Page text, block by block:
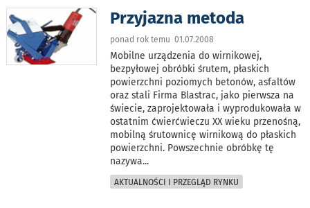
Przyjazna metoda
ponad rok temu 01.07.2008
Mobilne urządzenia do wirnikowej,
bezpyłowej obróbki śrutem, płaskich
powierzchni poziomych betonów, asfaltów
oraz stali Firma Blastrac, jako pierwsza na
świecie, zaprojektowała i wyprodukowała w
ostatnim ćwierćwieczu XX wieku przenośną,
mobilną śrutownicę wirnikową do płaskich
powierzchni. Powszechnie obróbkę tę
nazywa...
AKTUALNOŚCI I PRZEGLĄD RYNKU